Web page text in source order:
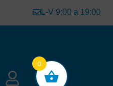
L-V 9:00 a 19:00
0